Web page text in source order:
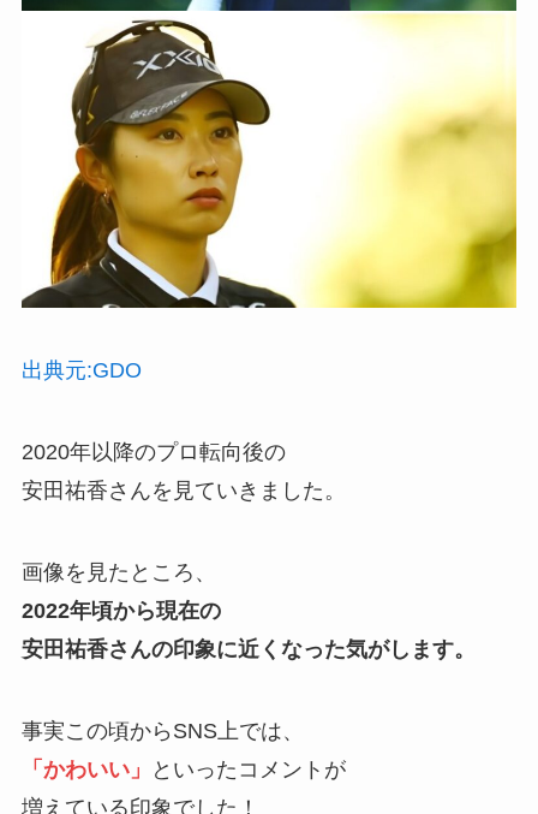
出典元:GDO
2020年以降のプロ転向後の
安田祐香さんを見ていきました。
画像を見たところ、
2022年頃から現在の
安田祐香さんの印象に近くなった気がします。
事実この頃からSNS上では、
「かわいい」
といったコメントが
増えている印象でした！